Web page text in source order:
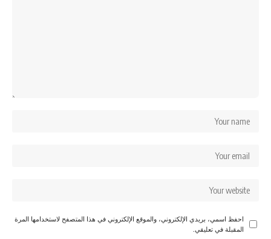
احفظ اسمي، بريدي الإلكتروني، والموقع الإلكتروني في هذا المتصفح لاستخدامها المرة
المقبلة في تعليقي.